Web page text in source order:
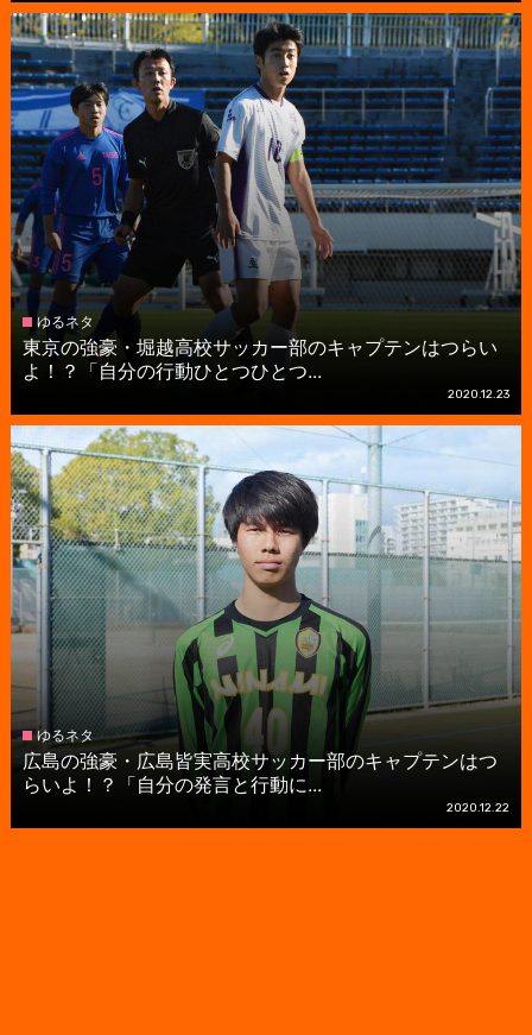
ゆるネタ
東京の強豪・堀越高校サッカー部のキャプテンはつらい
よ！？「自分の行動ひとつひとつ...
2020.12.23
ゆるネタ
広島の強豪・広島皆実高校サッカー部のキャプテンはつ
らいよ！？「自分の発言と行動に...
2020.12.22